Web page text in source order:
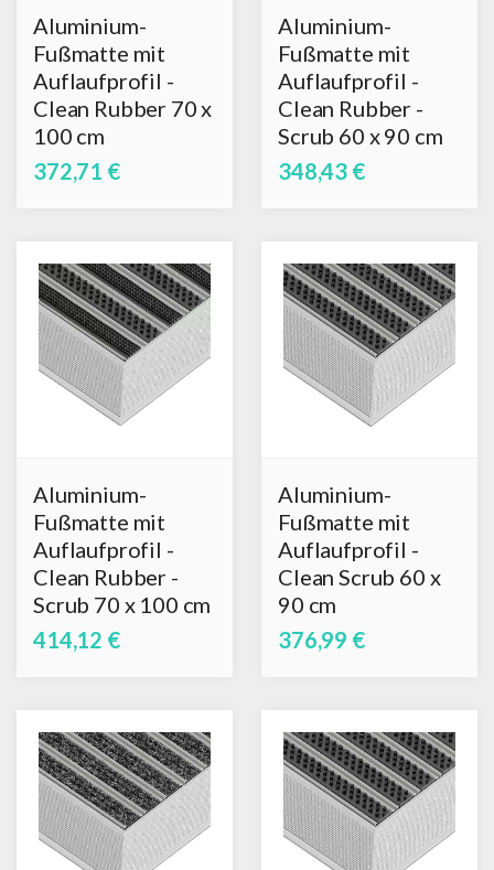
Aluminium-
Fußmatte mit
Auflaufprofil -
Clean Rubber 70 x
100 cm
372,71 €
Aluminium-
Fußmatte mit
Auflaufprofil -
Clean Rubber -
Scrub 60 x 90 cm
348,43 €
Aluminium-
Fußmatte mit
Auflaufprofil -
Clean Rubber -
Scrub 70 x 100 cm
414,12 €
Aluminium-
Fußmatte mit
Auflaufprofil -
Clean Scrub 60 x
90 cm
376,99 €